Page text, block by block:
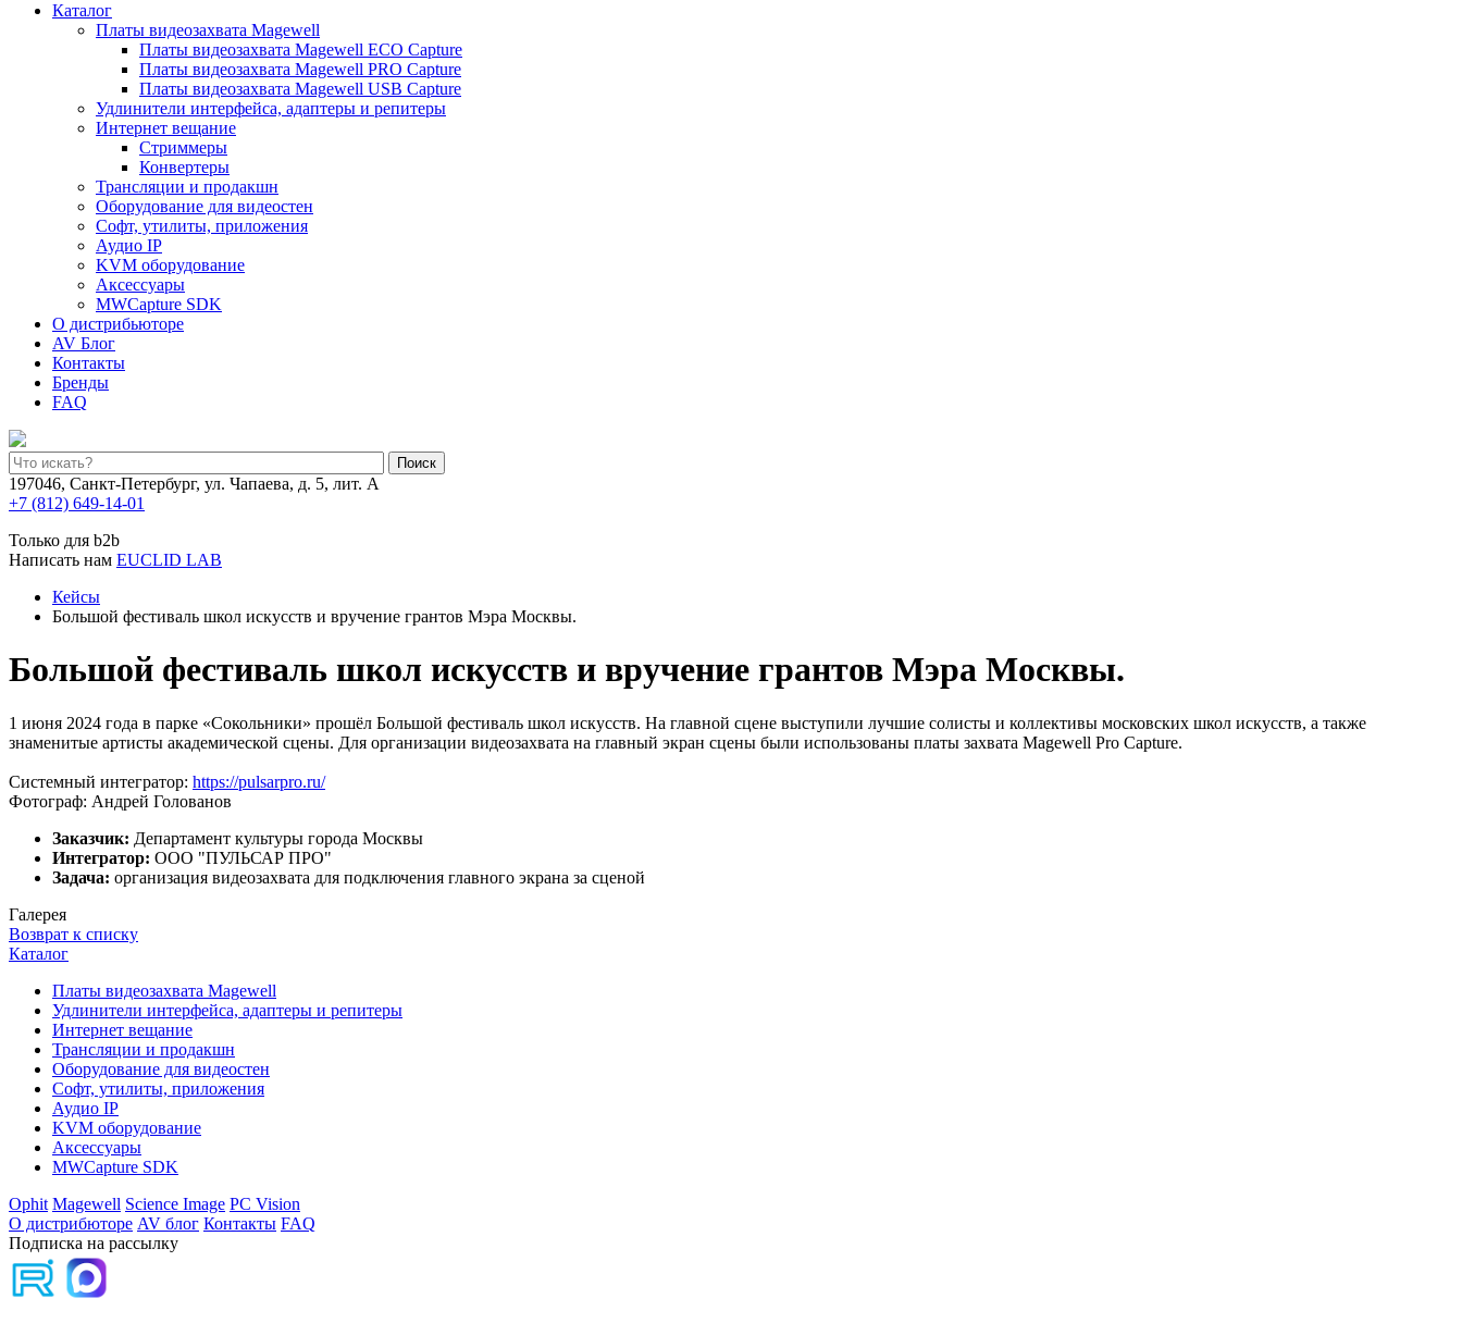
Каталог
Платы видеозахвата Magewell
Платы видеозахвата Magewell ECO Capture
Платы видеозахвата Magewell PRO Capture
Платы видеозахвата Magewell USB Capture
Удлинители интерфейса, адаптеры и репитеры
Интернет вещание
Стриммеры
Конвертеры
Трансляции и продакшн
Оборудование для видеостен
Софт, утилиты, приложения
Аудио IP
KVM оборудование
Аксессуары
MWCapture SDK
О дистрибьюторе
AV Блог
Контакты
Бренды
FAQ
Поиск
197046, Санкт-Петербург, ул. Чапаева, д. 5, лит. А
+7 (812) 649-14-01
Только для b2b
Написать нам EUCLID LAB
Кейсы
Большой фестиваль школ искусств и вручение грантов Мэра Москвы.
Большой фестиваль школ искусств и вручение грантов Мэра Москвы.
1 июня 2024 года в парке «Сокольники» прошёл Большой фестиваль школ искусств. На главной сцене выступили лучшие солисты и коллективы московских школ искусств, а также
знаменитые артисты академической сцены. Для организации видеозахвата на главный экран сцены были использованы платы захвата Magewell Pro Capture.
Системный интегратор: https://pulsarpro.ru/
Фотограф: Андрей Голованов
Заказчик: Департамент культуры города Москвы
Интегратор: ООО "ПУЛЬСАР ПРО"
Задача: организация видеозахвата для подключения главного экрана за сценой
Галерея
Возврат к списку
Каталог
Платы видеозахвата Magewell
Удлинители интерфейса, адаптеры и репитеры
Интернет вещание
Трансляции и продакшн
Оборудование для видеостен
Софт, утилиты, приложения
Аудио IP
KVM оборудование
Аксессуары
MWCapture SDK
Ophit Magewell Science Image PC Vision
О дистрибюторе AV блог Контакты FAQ
Подписка на рассылку